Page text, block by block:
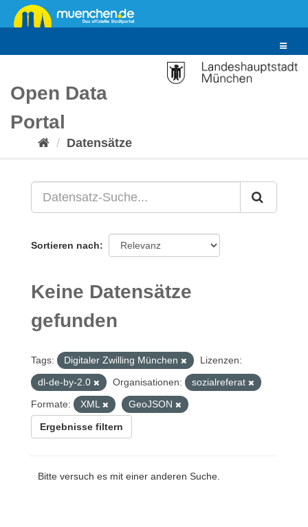
Überspringen
zum
Toggle
Open Data
Portal
Datensätze
Sortieren nach
Keine Datensätze
gefunden
Tags: Digitaler Zwilling München
Lizenzen:
dl-de-by-2.0
Organisationen:
sozialreferat
Formate:
XML GeoJSON
Ergebnisse filtern
Bitte versuch es mit einer anderen Suche.